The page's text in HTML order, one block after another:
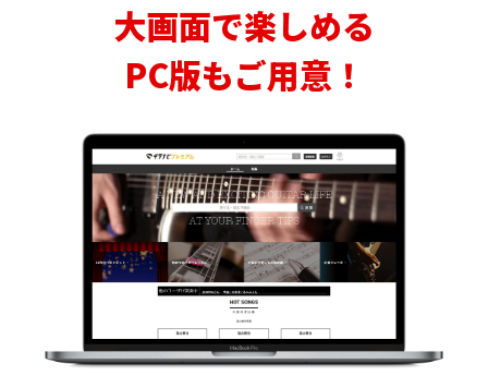
大画面で楽しめる
PC版もご用意！